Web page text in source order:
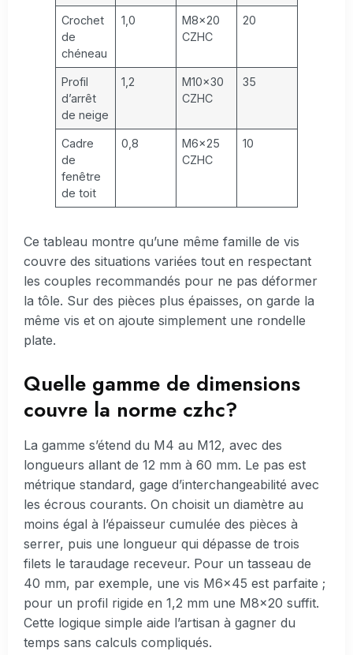
Crochet
de
chéneau
1,0
M8×20
CZHC
20
Profil
d’arrêt
de neige
1,2
M10×30
CZHC
35
Cadre
de
fenêtre
de toit
0,8
M6×25
CZHC
10
Ce tableau montre qu’une même famille de vis
couvre des situations variées tout en respectant
les couples recommandés pour ne pas déformer
la tôle. Sur des pièces plus épaisses, on garde la
même vis et on ajoute simplement une rondelle
plate.
Quelle gamme de dimensions
couvre la norme czhc?
La gamme s’étend du M4 au M12, avec des
longueurs allant de 12 mm à 60 mm. Le pas est
métrique standard, gage d’interchangeabilité avec
les écrous courants. On choisit un diamètre au
moins égal à l’épaisseur cumulée des pièces à
serrer, puis une longueur qui dépasse de trois
filets le taraudage receveur. Pour un tasseau de
40 mm, par exemple, une vis M6×45 est parfaite ;
pour un profil rigide en 1,2 mm une M8×20 suffit.
Cette logique simple aide l’artisan à gagner du
temps sans calculs compliqués.